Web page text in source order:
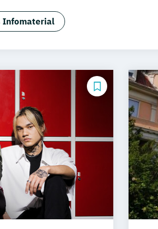
und Digitales Marketing
Infomaterial